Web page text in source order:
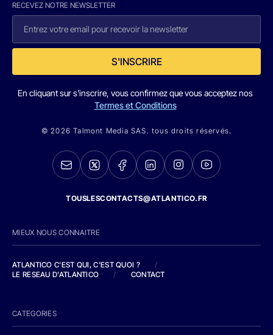
RECEVEZ NOTRE NEWSLETTER
S'INSCRIRE
En cliquant sur s'inscrire, vous confirmez que vous acceptez nos
Termes et Conditions
© 2026 Talmont Media SAS. tous droits réservés.
TOUSLESCONTACTS@ATLANTICO.FR
MIEUX NOUS CONNAITRE
ATLANTICO C'EST QUI, C'EST QUOI ?
/
LE RESEAU D'ATLANTICO
/ CONTACT
CATEGORIES